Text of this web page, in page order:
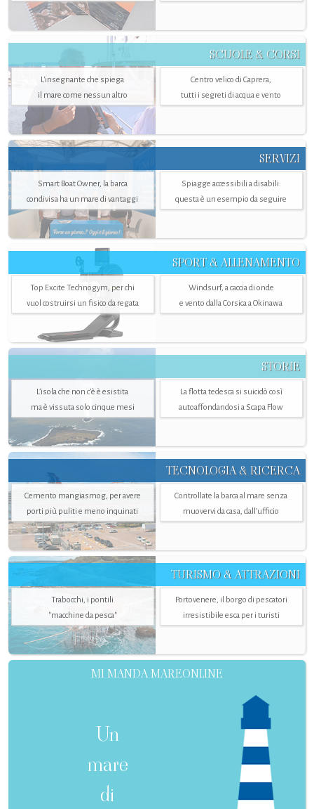
SCUOLE & CORSI
L'insegnante che spiega
il mare come nessun altro
Centro velico di Caprera,
tutti i segreti di acqua e vento
SERVIZI
Smart Boat Owner, la barca
condivisa ha un mare di vantaggi
Spiagge accessibili a disabili:
questa è un esempio da seguire
SPORT & ALLENAMENTO
Top Excite Technogym, per chi
vuol costruirsi un fisico da regata
Windsurf, a caccia di onde
e vento dalla Corsica a Okinawa
STORIE
L’isola che non c'è è esistita
ma è vissuta solo cinque mesi
La flotta tedesca si suicidò così
autoaffondandosi a Scapa Flow
TECNOLOGIA & RICERCA
Cemento mangiasmog, per avere
porti più puliti e meno inquinati
Controllate la barca al mare senza
muovervi da casa, dall’ufficio
TURISMO & ATTRAZIONI
Trabocchi, i pontili
"macchine da pesca"
Portovenere, il borgo di pescatori
irresistibile esca per i turisti
MI MANDA MAREONLINE
Un
mare
di